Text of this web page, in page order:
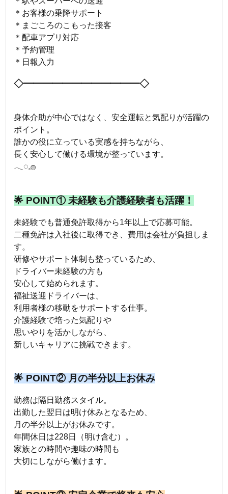
＊お客様の乗降サポート
＊まごころのこもった接客
＊配車アプリ対応
＊予約管理
＊日報入力
◇━━━━━━━━━━━━◇
身体介助が中心ではなく、安全運転と気配りが活躍の
ポイント。
誰かの役に立っている実感を持ちながら、
長く安心して働ける環境が整っています。
𓂃◌𓈒𓐍
🌟 POINT① 未経験も介護経験者も活躍！
未経験でも普通免許取得から1年以上で応募可能。
二種免許は入社後に取得でき、費用は会社が負担しま
す。
研修やサポート体制も整っているため、
ドライバー未経験の方も
安心して始められます。
福祉送迎ドライバーは、
利用者様の移動をサポートする仕事。
介護経験で培った気配りや
思いやりを活かしながら、
新しいキャリアに挑戦できます。
🌟 POINT② 月の半分以上お休み
勤務は隔日勤務スタイル。
出勤した翌日は明け休みとなるため、
月の半分以上がお休みです。
年間休日は228日（明け含む）。
家族との時間や趣味の時間も
大切にしながら働けます。